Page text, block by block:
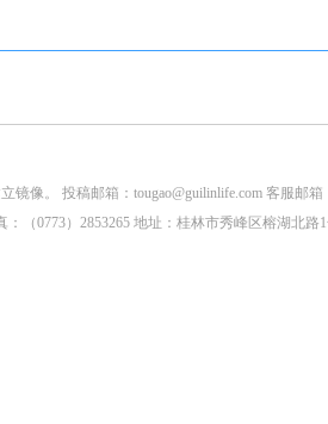
像。 投稿邮箱：tougao@guilinlife.com 客服邮箱
：（0773）2853265 地址：桂林市秀峰区榕湖北